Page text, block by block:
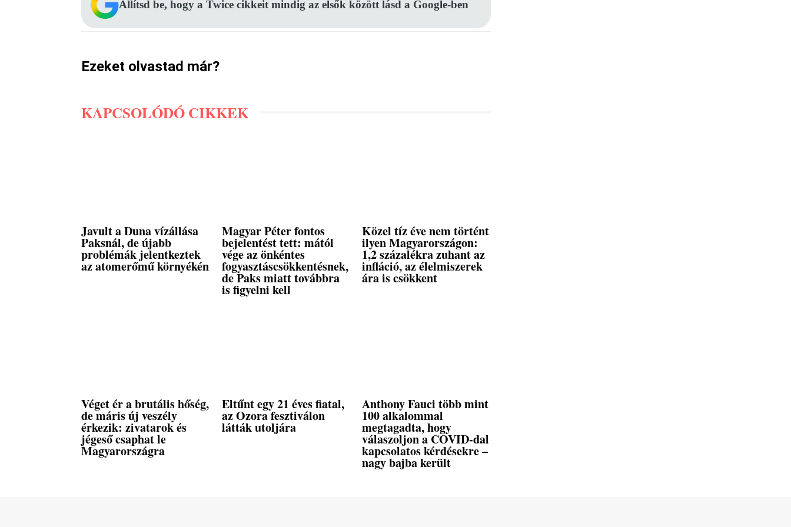
Állítsd be, hogy a Twice cikkeit mindig az elsők között lásd a Google-ben
Ezeket olvastad már?
KAPCSOLÓDÓ CIKKEK
Javult a Duna vízállása
Paksnál, de újabb
problémák jelentkeztek
az atomerőmű környékén
Magyar Péter fontos
bejelentést tett: mától
vége az önkéntes
fogyasztáscsökkentésnek,
de Paks miatt továbbra
is figyelni kell
Közel tíz éve nem történt
ilyen Magyarországon:
1,2 százalékra zuhant az
infláció, az élelmiszerek
ára is csökkent
Véget ér a brutális hőség,
de máris új veszély
érkezik: zivatarok és
jégeső csaphat le
Magyarországra
Eltűnt egy 21 éves fiatal,
az Ozora fesztiválon
látták utoljára
Anthony Fauci több mint
100 alkalommal
megtagadta, hogy
válaszoljon a COVID-dal
kapcsolatos kérdésekre –
nagy bajba került